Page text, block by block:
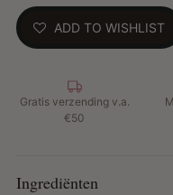
Geschikt voor zowel
opfrissen van krullen
Hoe te gebruiken:
Breng royaal aan op
breng opnieuw aan.
ADD TO WISHLIST
Gratis verzending v.a.
€50
Ingrediënten